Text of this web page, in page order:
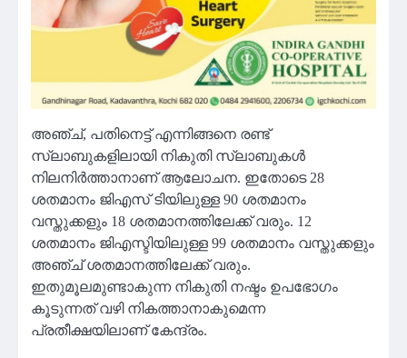
അഞ്ച്, പതിനെട്ട് എന്നിങ്ങനെ രണ്ട്
സ്ലാബുകളിലായി നികുതി സ്ലാബുകള്‍
നിലനിര്‍ത്താനാണ് ആലോചന. ഇതോടെ 28
ശതമാനം ജിഎസ് ടിയിലുള്ള 90 ശതമാനം
വസ്തുക്കളും 18 ശതമാനത്തിലേക്ക് വരും. 12
ശതമാനം ജിഎസ്ടിയിലുള്ള 99 ശതമാനം വസ്തുക്കളും
അഞ്ച് ശതമാനത്തിലേക്ക് വരും.
ഇതുമൂലമുണ്ടാകുന്ന നികുതി നഷ്ടം ഉപഭോഗം
കൂടുന്നത് വഴി നികത്താനാകുമെന്ന
പ്രതീക്ഷയിലാണ് കേന്ദ്രം.